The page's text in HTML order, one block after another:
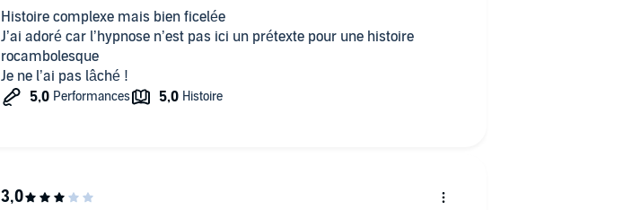
Histoire complexe mais bien ficelée
J’ai adoré car l’hypnose n’est pas ici un prétexte pour une histoire
rocambolesque
Je ne l’ai pas lâché !